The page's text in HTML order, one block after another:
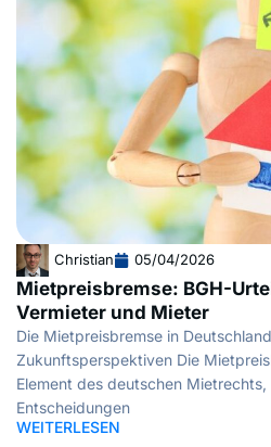
Christian 05/04/2026
Mietpreisbremse: BGH-
Vermieter und Mieter
Die Mietpreisbremse in
Zukunftsperspektiven Die
Element des deutschen
Entscheidungen
WEITERLESEN